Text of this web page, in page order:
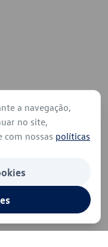
a navegação,
no site,
com nossas políticas